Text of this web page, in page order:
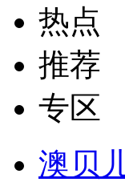
热点
推荐
专区
澳贝